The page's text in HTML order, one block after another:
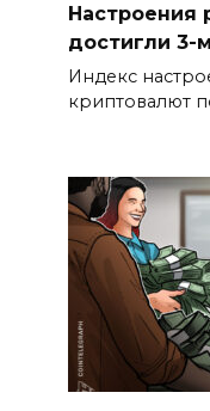
Настроения
достигли 3-
Индекс
криптовалют